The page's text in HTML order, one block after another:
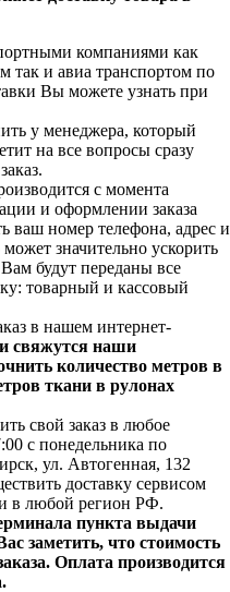
компаниями как
и авиа транспортом по
Вы можете узнать при
у менеджера, который
на все вопросы сразу
с момента
и оформлении заказа
ваш номер телефона, адрес и
значительно ускорить
будут переданы все
товарный и кассовый
в нашем интернет-
свяжутся наши
количество метров в
ткани в рулонах
свой заказ в любое
с понедельника по
ул. Автогенная, 132
доставку сервисом
в любой регион РФ.
пункта выдачи
заметить, что стоимость
Оплата производится